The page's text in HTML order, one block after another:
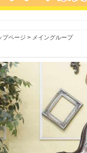
プページ > メイングループ